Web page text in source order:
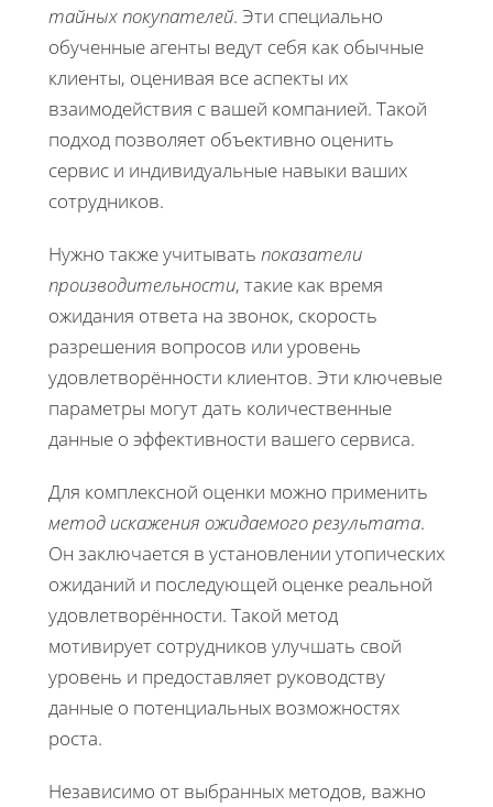
тайных покупателей. Эти специально
обученные агенты ведут себя как обычные
клиенты, оценивая все аспекты их
взаимодействия с вашей компанией. Такой
подход позволяет объективно оценить
сервис и индивидуальные навыки ваших
сотрудников.
Нужно также учитывать показатели
производительности, такие как время
ожидания ответа на звонок, скорость
разрешения вопросов или уровень
удовлетворённости клиентов. Эти ключевые
параметры могут дать количественные
данные о эффективности вашего сервиса.
Для комплексной оценки можно применить
метод искажения ожидаемого результата.
Он заключается в установлении утопических
ожиданий и последующей оценке реальной
удовлетворённости. Такой метод
мотивирует сотрудников улучшать свой
уровень и предоставляет руководству
данные о потенциальных возможностях
роста.
Независимо от выбранных методов, важно